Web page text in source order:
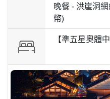
晚餐 - 洪崖洞
幣)
【準五星奧體